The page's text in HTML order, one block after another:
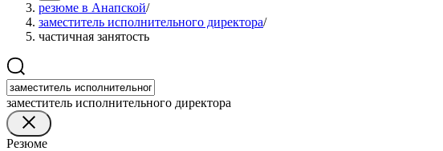
резюме в Анапской/
заместитель исполнительного директора/
частичная занятость
заместитель исполнительного директора
Резюме